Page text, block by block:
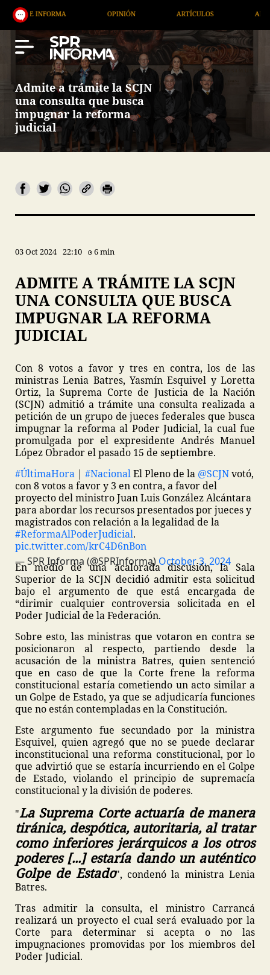
INFORMA OPINIÓN ARTÍCULOS ARTE /
Admite a trámite la SCJN
una consulta que busca
impugnar la reforma
judicial
03 Oct 2024 22:10 6 min
ADMITE A TRÁMITE LA SCJN
UNA CONSULTA QUE BUSCA
IMPUGNAR LA REFORMA
JUDICIAL
Con 8 votos a favor y tres en contra, los de las
ministras Lenia Batres, Yasmín Esquivel y Loretta
Ortiz, la Suprema Corte de Justicia de la Nación
(SCJN) admitió a trámite una consulta realizada a
petición de un grupo de jueces federales que busca
impugnar la reforma al Poder Judicial, la cual fue
promulgada por el expresidente Andrés Manuel
López Obrador el pasado 15 de septiembre.
#ÚltimaHora | #NacionalEl Pleno de la @SCJNvotó,
con 8 votos a favor y 3 en contra, a favor del
proyecto del ministro Juan Luis González Alcántara
para abordar los recursos presentados por jueces y
magistrados con relación a la legalidad de la
#ReformaAlPoderJudicial.
pic.twitter.com/krC4D6nBon
— SPR Informa (@SPRInforma) October 3, 2024
En medio de una acalorada discusión, la Sala
Superior de la SCJN decidió admitir esta solicitud
bajo el argumento de que está encargada de
“dirimir cualquier controversia solicitada en el
Poder Judicial de la Federación.
Sobre esto, las ministras que votaron en contra se
posicionaron al respecto, partiendo desde la
acusación de la ministra Batres, quien sentenció
que en caso de que la Corte frene la reforma
constitucional estaría cometiendo un acto similar a
un Golpe de Estado, ya que se adjudicaría funciones
que no están contempladas en la Constitución.
Este argumento fue secundado por la ministra
Esquivel, quien agregó que no se puede declarar
inconstitucional una reforma constitucional, por lo
que advirtió que se estaría incurriendo en el Golpe
de Estado, violando el principio de supremacía
constitucional y la división de poderes.
"La Suprema Corte actuaría de manera
tiránica, despótica, autoritaria, al tratar
como inferiores jerárquicos a los otros
poderes [...] estaría dando un auténtico
Golpe de Estado", condenó la ministra Lenia
Batres.
Tras admitir la consulta, el ministro Carrancá
realizará un proyecto el cual será evaluado por la
Corte para determinar si acepta o no las
impugnaciones promovidas por los miembros del
Poder Judicial.